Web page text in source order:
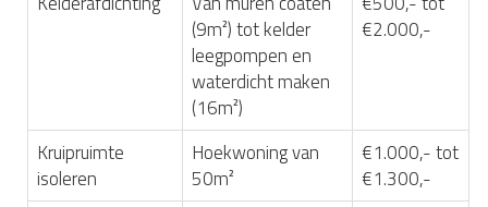
(9m²) tot kelder
leegpompen en
waterdicht maken
(16m²)
€2.000,-
Kruipruimte
isoleren
Hoekwoning van
50m²
€1.000,- tot
€1.300,-